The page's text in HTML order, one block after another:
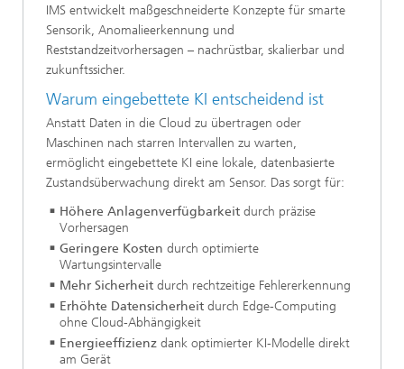
IMS entwickelt maßgeschneiderte Konzepte für smarte
Sensorik, Anomalieerkennung und
Reststandzeitvorhersagen – nachrüstbar, skalierbar und
zukunftssicher.
Warum eingebettete KI entscheidend ist
Anstatt Daten in die Cloud zu übertragen oder
Maschinen nach starren Intervallen zu warten,
ermöglicht eingebettete KI eine lokale, datenbasierte
Zustandsüberwachung direkt am Sensor. Das sorgt für:
Höhere Anlagenverfügbarkeit durch präzise
Vorhersagen
Geringere Kosten durch optimierte
Wartungsintervalle
Mehr Sicherheit durch rechtzeitige Fehlererkennung
Erhöhte Datensicherheit durch Edge-Computing
ohne Cloud-Abhängigkeit
Energieeffizienz dank optimierter KI-Modelle direkt
am Gerät